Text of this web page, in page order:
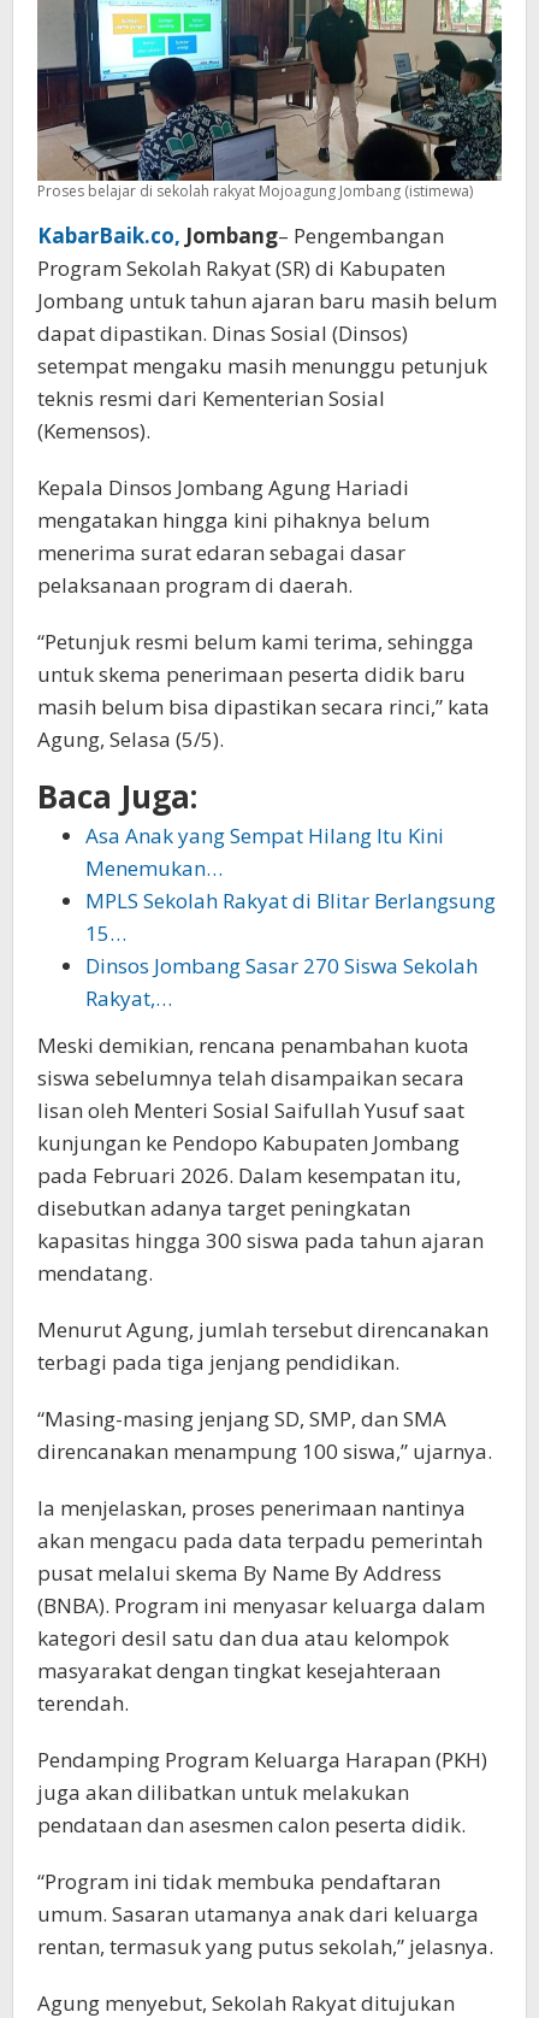
Proses belajar di sekolah rakyat Mojoagung Jombang (istimewa)
KabarBaik.co, Jombang– Pengembangan
Program Sekolah Rakyat (SR) di Kabupaten
Jombang untuk tahun ajaran baru masih belum
dapat dipastikan. Dinas Sosial (Dinsos)
setempat mengaku masih menunggu petunjuk
teknis resmi dari Kementerian Sosial
(Kemensos).
Kepala Dinsos Jombang Agung Hariadi
mengatakan hingga kini pihaknya belum
menerima surat edaran sebagai dasar
pelaksanaan program di daerah.
“Petunjuk resmi belum kami terima, sehingga
untuk skema penerimaan peserta didik baru
masih belum bisa dipastikan secara rinci,” kata
Agung, Selasa (5/5).
Baca Juga:
Asa Anak yang Sempat Hilang Itu Kini
Menemukan…
MPLS Sekolah Rakyat di Blitar Berlangsung
15…
Dinsos Jombang Sasar 270 Siswa Sekolah
Rakyat,…
Meski demikian, rencana penambahan kuota
siswa sebelumnya telah disampaikan secara
lisan oleh Menteri Sosial Saifullah Yusuf saat
kunjungan ke Pendopo Kabupaten Jombang
pada Februari 2026. Dalam kesempatan itu,
disebutkan adanya target peningkatan
kapasitas hingga 300 siswa pada tahun ajaran
mendatang.
Menurut Agung, jumlah tersebut direncanakan
terbagi pada tiga jenjang pendidikan.
“Masing-masing jenjang SD, SMP, dan SMA
direncanakan menampung 100 siswa,” ujarnya.
Ia menjelaskan, proses penerimaan nantinya
akan mengacu pada data terpadu pemerintah
pusat melalui skema By Name By Address
(BNBA). Program ini menyasar keluarga dalam
kategori desil satu dan dua atau kelompok
masyarakat dengan tingkat kesejahteraan
terendah.
Pendamping Program Keluarga Harapan (PKH)
juga akan dilibatkan untuk melakukan
pendataan dan asesmen calon peserta didik.
“Program ini tidak membuka pendaftaran
umum. Sasaran utamanya anak dari keluarga
rentan, termasuk yang putus sekolah,” jelasnya.
Agung menyebut, Sekolah Rakyat ditujukan